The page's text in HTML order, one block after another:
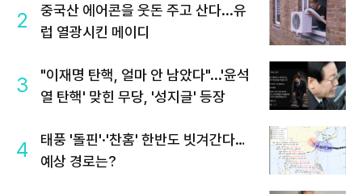
2
중국산 에어콘을 웃돈 주고 산다...유
럽 열광시킨 메이디
3
"이재명 탄핵, 얼마 안 남았다"...'윤석
열 탄핵' 맞힌 무당, '성지글' 등장
4
태풍 '돌핀'·'찬홈' 한반도 빗겨간다…
예상 경로는?